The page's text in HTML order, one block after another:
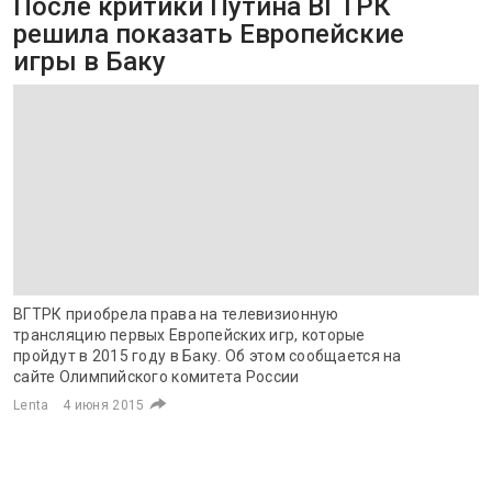
После критики Путина ВГТРК
решила показать Европейские
игры в Баку
ВГТРК приобрела права на телевизионную
трансляцию первых Европейских игр, которые
пройдут в 2015 году в Баку. Об этом сообщается на
сайте Олимпийского комитета России
Lenta 4 июня 2015